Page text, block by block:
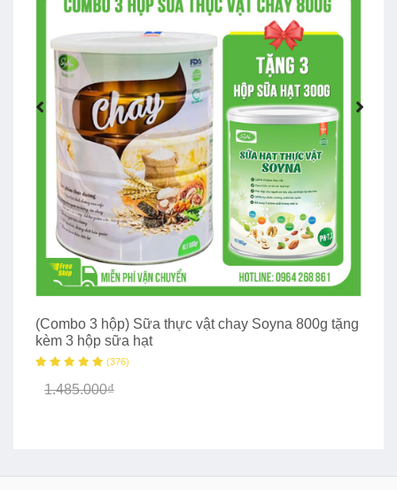
(Combo 3 hộp) Sữa thực vật chay Soyna 800g tặng
kèm 3 hộp sữa hạt
(376)
1.485.000₫